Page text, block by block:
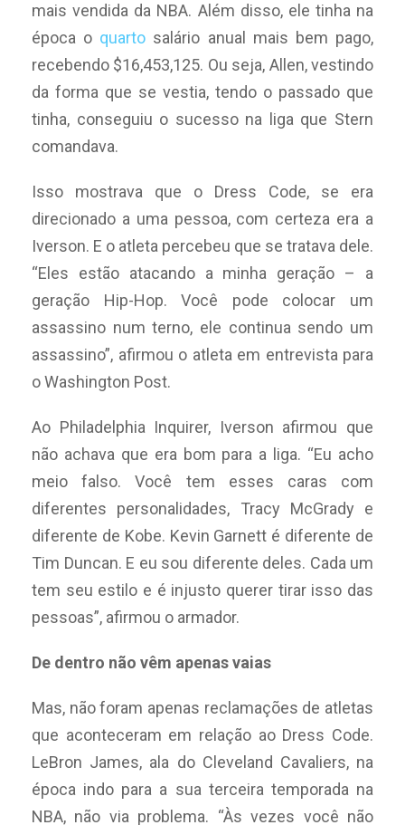
mais vendida da NBA. Além disso, ele tinha na
época o quarto salário anual mais bem pago,
recebendo $16,453,125. Ou seja, Allen, vestindo
da forma que se vestia, tendo o passado que
tinha, conseguiu o sucesso na liga que Stern
comandava.
Isso mostrava que o Dress Code, se era
direcionado a uma pessoa, com certeza era a
Iverson. E o atleta percebeu que se tratava dele.
“Eles estão atacando a minha geração – a
geração Hip-Hop. Você pode colocar um
assassino num terno, ele continua sendo um
assassino”, afirmou o atleta em entrevista para
o Washington Post.
Ao Philadelphia Inquirer, Iverson afirmou que
não achava que era bom para a liga. “Eu acho
meio falso. Você tem esses caras com
diferentes personalidades, Tracy McGrady e
diferente de Kobe. Kevin Garnett é diferente de
Tim Duncan. E eu sou diferente deles. Cada um
tem seu estilo e é injusto querer tirar isso das
pessoas”, afirmou o armador.
De dentro não vêm apenas vaias
Mas, não foram apenas reclamações de atletas
que aconteceram em relação ao Dress Code.
LeBron James, ala do Cleveland Cavaliers, na
época indo para a sua terceira temporada na
NBA, não via problema. “Às vezes você não